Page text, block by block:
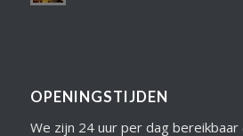
OPENINGSTIJDEN
We zijn 24 uur per dag